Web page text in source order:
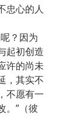
忠心的人
？因为
起初创造
许的尚未
，其实不
不愿有一
。”（彼